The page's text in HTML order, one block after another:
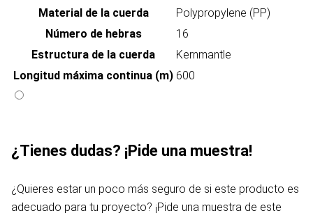
Material de la cuerda
Polypropylene (PP)
Número de hebras
16
Estructura de la cuerda
Kernmantle
Longitud máxima continua (m) 600
¿Tienes dudas? ¡Pide una muestra!
¿Quieres estar un poco más seguro de si este producto es
adecuado para tu proyecto? ¡Pide una muestra de este